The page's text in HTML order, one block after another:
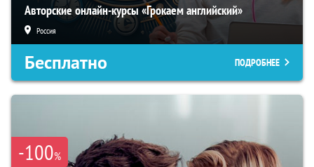
Авторские онлайн-курсы «Грокаем английский»
Россия
Бесплатно ПОДРОБНЕЕ
-100%